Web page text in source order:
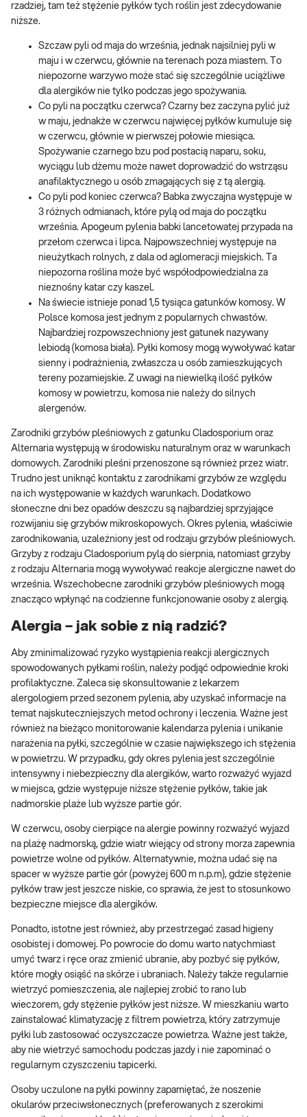
rzadziej, tam też stężenie pyłków tych roślin jest zdecydowanie
niższe.
Szczaw pyli od maja do września, jednak najsilniej pyli w
maju i w czerwcu, głównie na terenach poza miastem. To
niepozorne warzywo może stać się szczególnie uciążliwe
dla alergików nie tylko podczas jego spożywania.
Co pyli na początku czerwca? Czarny bez zaczyna pylić już
w maju, jednakże w czerwcu najwięcej pyłków kumuluje się
w czerwcu, głównie w pierwszej połowie miesiąca.
Spożywanie czarnego bzu pod postacią naparu, soku,
wyciągu lub dżemu może nawet doprowadzić do wstrząsu
anafilaktycznego u osób zmagających się z tą alergią.
Co pyli pod koniec czerwca? Babka zwyczajna występuje w
3 różnych odmianach, które pylą od maja do początku
września. Apogeum pylenia babki lancetowatej przypada na
przełom czerwca i lipca. Najpowszechniej występuje na
nieużytkach rolnych, z dala od aglomeracji miejskich. Ta
niepozorna roślina może być współodpowiedzialna za
nieznośny katar czy kaszel.
Na świecie istnieje ponad 1,5 tysiąca gatunków komosy. W
Polsce komosa jest jednym z popularnych chwastów.
Najbardziej rozpowszechniony jest gatunek nazywany
lebiodą (komosa biała). Pyłki komosy mogą wywoływać katar
sienny i podrażnienia, zwłaszcza u osób zamieszkujących
tereny pozamiejskie. Z uwagi na niewielką ilość pyłków
komosy w powietrzu, komosa nie należy do silnych
alergenów.
Zarodniki grzybów pleśniowych z gatunku Cladosporium oraz
Alternaria występują w środowisku naturalnym oraz w warunkach
domowych. Zarodniki pleśni przenoszone są również przez wiatr.
Trudno jest uniknąć kontaktu z zarodnikami grzybów ze względu
na ich występowanie w każdych warunkach. Dodatkowo
słoneczne dni bez opadów deszczu są najbardziej sprzyjające
rozwijaniu się grzybów mikroskopowych. Okres pylenia, właściwie
zarodnikowania, uzależniony jest od rodzaju grzybów pleśniowych.
Grzyby z rodzaju Cladosporium pylą do sierpnia, natomiast grzyby
z rodzaju Alternaria mogą wywoływać reakcje alergiczne nawet do
września. Wszechobecne zarodniki grzybów pleśniowych mogą
znacząco wpłynąć na codzienne funkcjonowanie osoby z alergią.
Alergia – jak sobie z nią radzić?
Aby zminimalizować ryzyko wystąpienia reakcji alergicznych
spowodowanych pyłkami roślin, należy podjąć odpowiednie kroki
profilaktyczne. Zaleca się skonsultowanie z lekarzem
alergologiem przed sezonem pylenia, aby uzyskać informacje na
temat najskuteczniejszych metod ochrony i leczenia. Ważne jest
również na bieżąco monitorowanie kalendarza pylenia i unikanie
narażenia na pyłki, szczególnie w czasie największego ich stężenia
w powietrzu. W przypadku, gdy okres pylenia jest szczególnie
intensywny i niebezpieczny dla alergików, warto rozważyć wyjazd
w miejsca, gdzie występuje niższe stężenie pyłków, takie jak
nadmorskie plaże lub wyższe partie gór.
W czerwcu, osoby cierpiące na alergie powinny rozważyć wyjazd
na plażę nadmorską, gdzie wiatr wiejący od strony morza zapewnia
powietrze wolne od pyłków. Alternatywnie, można udać się na
spacer w wyższe partie gór (powyżej 600 m n.p.m), gdzie stężenie
pyłków traw jest jeszcze niskie, co sprawia, że jest to stosunkowo
bezpieczne miejsce dla alergików.
Ponadto, istotne jest również, aby przestrzegać zasad higieny
osobistej i domowej. Po powrocie do domu warto natychmiast
umyć twarz i ręce oraz zmienić ubranie, aby pozbyć się pyłków,
które mogły osiąść na skórze i ubraniach. Należy także regularnie
wietrzyć pomieszczenia, ale najlepiej zrobić to rano lub
wieczorem, gdy stężenie pyłków jest niższe. W mieszkaniu warto
zainstalować klimatyzację z filtrem powietrza, który zatrzymuje
pyłki lub zastosować oczyszczacze powietrza. Ważne jest także,
aby nie wietrzyć samochodu podczas jazdy i nie zapominać o
regularnym czyszczeniu tapicerki.
Osoby uczulone na pyłki powinny zapamiętać, że noszenie
okularów przeciwsłonecznych (preferowanych z szerokimi